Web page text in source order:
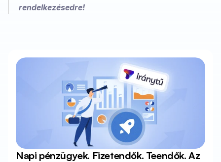
rendelkezésedre!
Napi pénzügyek. Fizetendők. Teendők. Az